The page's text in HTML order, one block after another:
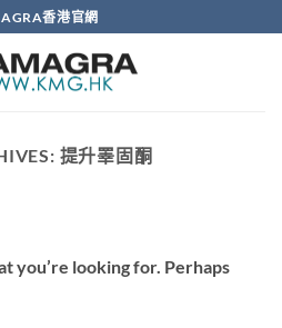
香港官網
提升睪固酮
you’re looking for. Perhaps